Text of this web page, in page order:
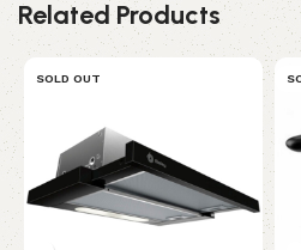
Related Products
SOLD OUT